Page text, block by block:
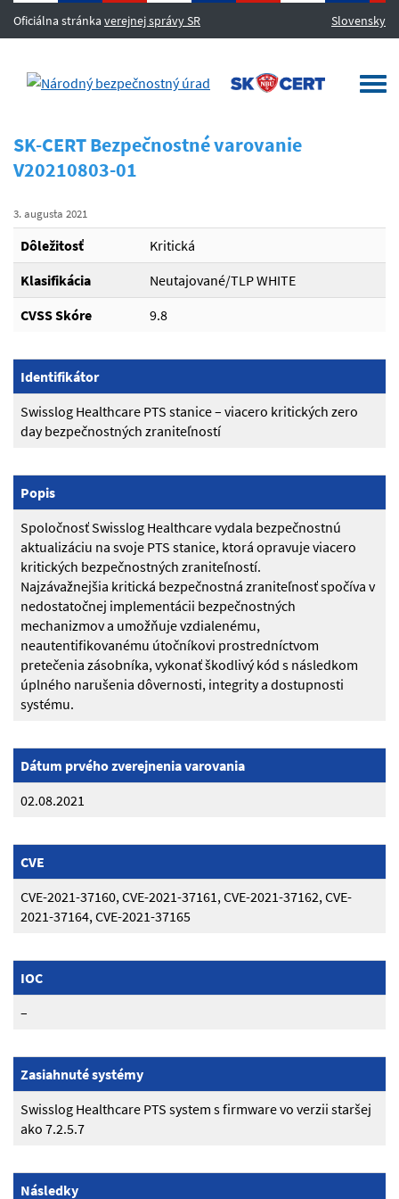
Oficiálna stránka verejnej správy SR Slovensky
MENU
SK-CERT Bezpečnostné varovanie
V20210803-01
3. augusta 2021
Dôležitosť
Kritická
Klasifikácia
Neutajované/TLP WHITE
CVSS Skóre
9.8
Identifikátor
Swisslog Healthcare PTS stanice – viacero kritických zero
day bezpečnostných zraniteľností
Popis
Spoločnosť Swisslog Healthcare vydala bezpečnostnú
aktualizáciu na svoje PTS stanice, ktorá opravuje viacero
kritických bezpečnostných zraniteľností.
Najzávažnejšia kritická bezpečnostná zraniteľnosť spočíva v
nedostatočnej implementácii bezpečnostných
mechanizmov a umožňuje vzdialenému,
neautentifikovanému útočníkovi prostredníctvom
pretečenia zásobníka, vykonať škodlivý kód s následkom
úplného narušenia dôvernosti, integrity a dostupnosti
systému.
Dátum prvého zverejnenia varovania
02.08.2021
CVE
CVE-2021-37160, CVE-2021-37161, CVE-2021-37162, CVE-
2021-37164, CVE-2021-37165
IOC
–
Zasiahnuté systémy
Swisslog Healthcare PTS system s firmware vo verzii staršej
ako 7.2.5.7
Následky